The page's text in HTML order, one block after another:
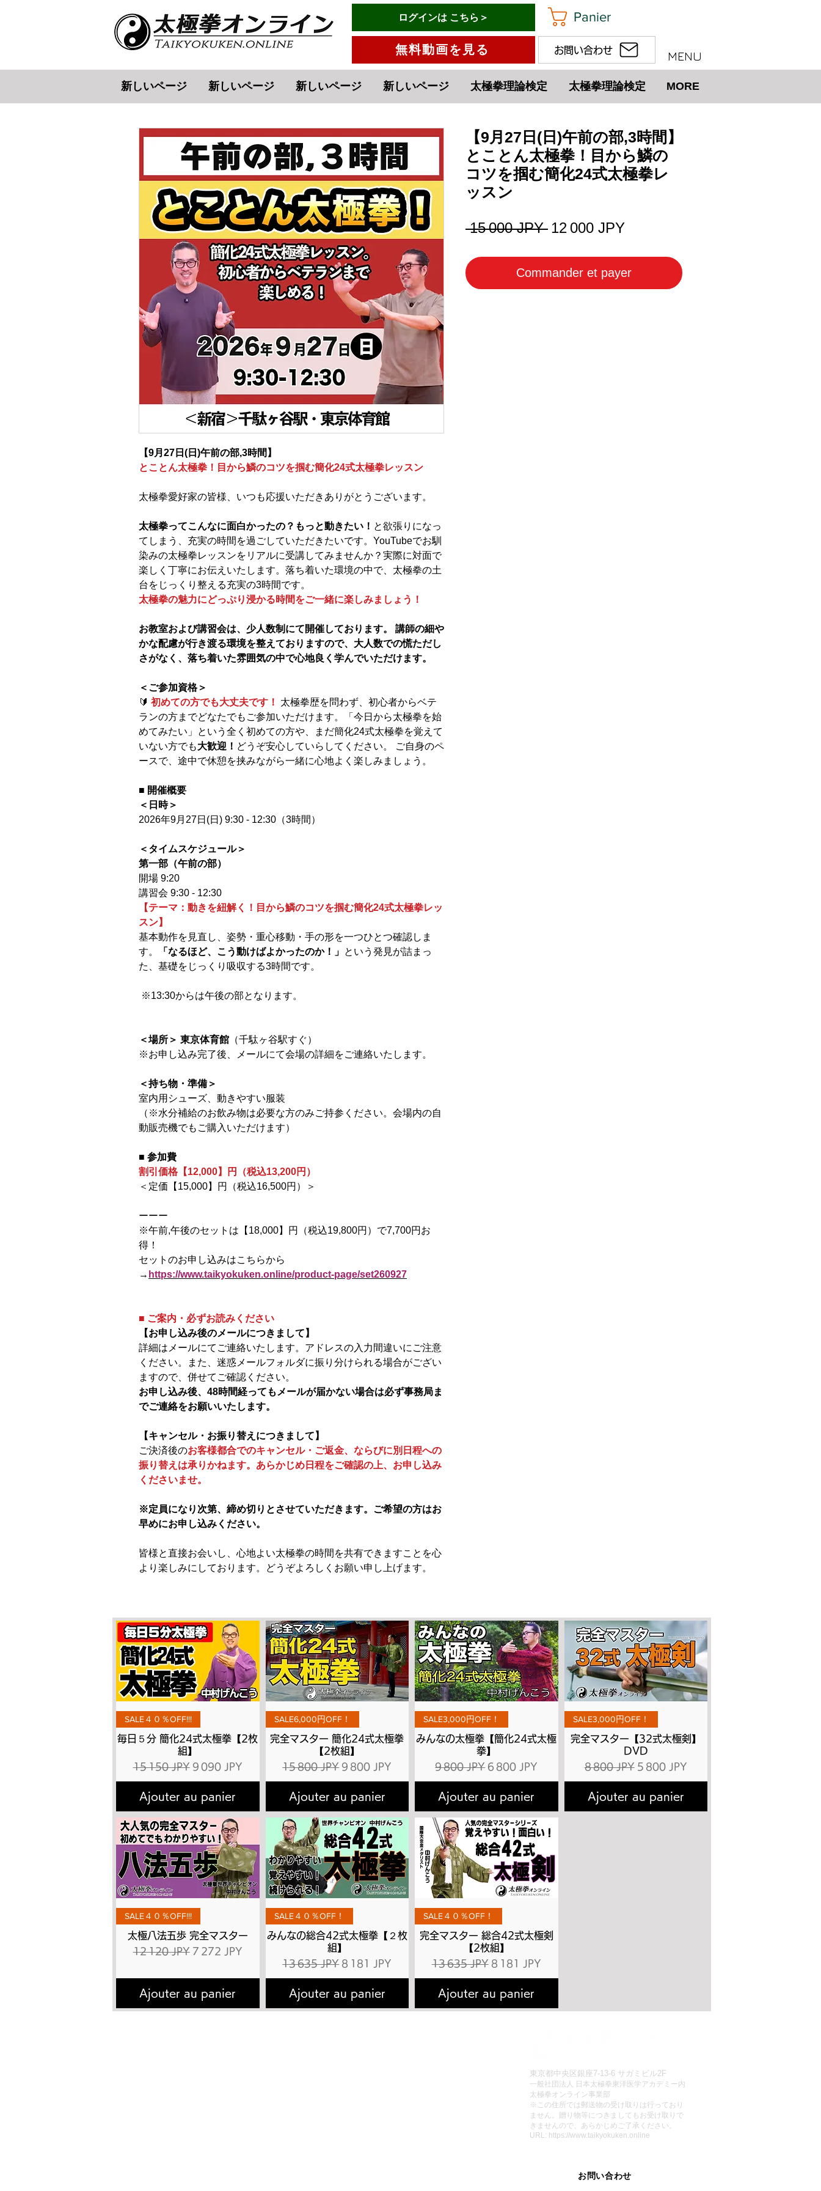
有料会員ログインはこちら→
ログインは こちら＞
無料動画を見る
Panier
お問い合わせ MENU
新しいページ 新しいページ 新しいページ 新しいページ 太極拳理論検定 太極拳理論検定 MORE
【9月27日(日)午前の部,3時間】
とことん太極拳！目から鱗のコツを掴む簡化24式太極拳レッスン
太極拳愛好家の皆様、いつも応援いただきありがとうございます。
太極拳ってこんなに面白かったの？もっと動きたい！ と欲張りになっ
てしまう、充実の時間を過ごしていただきたいです。YouTubeでお馴
染みの太極拳レッスンをリアルに受講してみませんか？実際に対面で
楽しく丁寧にお伝えいたします。落ち着いた環境の中で、太極拳の土
台をじっくり整える充実の3時間です。
太極拳の魅力にどっぷり浸かる時間をご一緒に楽しみましょう！
お教室および講習会は、少人数制にて開催しております。 講師の細や
かな配慮が行き渡る環境を整えておりますので、大人数での慌ただし
さがなく、落ち着いた雰囲気の中で心地良く学んでいただけます。
＜ご参加資格＞
🔰 初めての方でも大丈夫です！ 太極拳歴を問わず、初心者からベテ
ランの方までどなたでもご参加いただけます。「今日から太極拳を始
めてみたい」という全く初めての方や、まだ簡化24式太極拳を覚えて
いない方でも大歓迎！ どうぞ安心していらしてください。 ご自身のペ
ースで、途中で休憩を挟みながら一緒に心地よく楽しみましょう。
■ 開催概要
＜日時＞
2026年9月27日(日) 9:30 - 12:30（3時間）
＜タイムスケジュール＞
第一部（午前の部）
開場 9:20
講習会 9:30 - 12:30
【テーマ：動きを紐解く！目から鱗のコツを掴む簡化24式太極拳レッ
スン】
基本動作を見直し、姿勢・重心移動・手の形を一つひとつ確認しま
す。
「なるほど、こう動けばよかったのか！」 という発見が詰まっ
た、基礎をじっくり吸収する3時間です。
※13:30からは午後の部となります。
＜場所＞ 東京体育館 （千駄ヶ谷駅すぐ）
※お申し込み完了後、メールにて会場の詳細をご連絡いたします。
＜持ち物・準備＞
室内用シューズ、動きやすい服装
（※水分補給のお飲み物は必要な方のみご持参ください。会場内の自
動販売機でもご購入いただけます）
■ 参加費
割引価格【12,000】円（税込13,200円）
＜定価【15,000】円（税込16,500円）＞
ーーー
※午前,午後のセットは【18,000】円（税込19,800円）で7,700円お
得！
セットのお申し込みはこちらから
→ https://www.taikyokuken.online/product-page/set260927
■ ご案内・必ずお読みください
【お申し込み後のメールにつきまして】
詳細はメールにてご連絡いたします。アドレスの入力間違いにご注意
ください。また、迷惑メールフォルダに振り分けられる場合がござい
ますので、併せてご確認ください。
お申し込み後、48時間経ってもメールが届かない場合は必ず事務局ま
でご連絡をお願いいたします。
【キャンセル・お振り替えにつきまして】
ご決済後のお客様都合でのキャンセル・ご返金、ならびに別日程への
振り替えは承りかねます。あらかじめ日程をご確認の上、お申し込み
くださいませ。
※定員になり次第、締め切りとさせていただきます。ご希望の方はお
早めにお申し込みください。
皆様と直接お会いし、心地よい太極拳の時間を共有できますことを心
より楽しみにしております。どうぞよろしくお願い申し上げます。
【9月27日(日)午前の部,3時間】
とことん太極拳！目から鱗の
コツを掴む簡化24式太極拳レ
ッスン
15 000 JPY Prix
12 000 JPYPrix
Commander et payer
Aperçu rapide
SALE４０％OFF!!!
毎日５分 簡化24式太極拳【2枚
組】
Prix original
15 150 JPY Prix promotionnel
9 090 JPY
Ajouter au panier
Aperçu rapide
SALE6,000円OFF！
完全マスター 簡化24式太極拳
【2枚組】
Prix original
15 800 JPY Prix promotionnel
9 800 JPY
Ajouter au panier
Aperçu rapide
SALE3,000円OFF！
みんなの太極拳【簡化24式太極
拳】
Prix original
9 800 JPY Prix promotionnel
6 800 JPY
Ajouter au panier
Aperçu rapide
SALE3,000円OFF！
完全マスター【32式太極剣】
DVD
Prix original
8 800 JPY Prix promotionnel
5 800 JPY
Ajouter au panier
Aperçu rapide
SALE４０％OFF!!!
太極八法五歩 完全マスター
Prix original
12 120 JPY Prix promotionnel
7 272 JPY
Ajouter au panier
Aperçu rapide
SALE４０％OFF！
みんなの総合42式太極拳【２枚
組】
Prix original
13 635 JPY Prix promotionnel
8 181 JPY
Ajouter au panier
Aperçu rapide
SALE４０％OFF！
完全マスター 総合42式太極剣
【2枚組】
Prix original
13 635 JPY Prix promotionnel
8 181 JPY
Ajouter au panier
東京都中央区銀座7-13-6 サガミビル2F
一般社団法人 日本太極拳東洋医学アカデミー内
太極拳オンライン事業部
​※この住所では郵送物の受け取りは行っており
ません。贈り物等につきましてもお受け取りで
きませんので、あらかじめご了承ください。
URL: https://www.taikyokuken.online
お問い合わせ